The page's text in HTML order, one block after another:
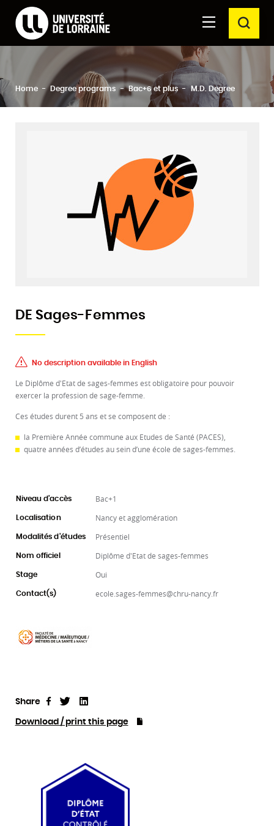
contenu
principal
moteur
de
recherche
Search
Close
Home Degree programs Bac+6 et plus M.D. Degree
DE Sages-Femmes
No description available in English
Le Diplôme d'Etat de sages-femmes est obligatoire pour pouvoir
exercer la profession de sage-femme.
Ces études durent 5 ans et se composent de :
la Première Année commune aux Etudes de Santé (PACES),
quatre années d’études au sein d’une école de sages-femmes.
Niveau d'accès Bac+1
Localisation Nancy et agglomération
Modalités d'études Présentiel
Nom officiel Diplôme d'Etat de sages-femmes
Stage Oui
Contact(s) ecole.sages-femmes@chru-nancy.fr
Share ShareTweet
Download / print this page